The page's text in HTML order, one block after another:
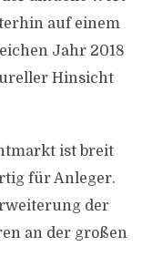
auf einem
Jahr 2018
Hinsicht
ist breit
für Anleger.
der
an der großen